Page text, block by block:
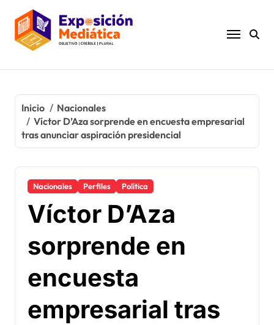
contenido
Inicio
Nacionales
Víctor D’Aza sorprende en encuesta empresarial
tras anunciar aspiración presidencial
Nacionales Perfiles Política
Víctor D’Aza
sorprende en
encuesta
empresarial tras